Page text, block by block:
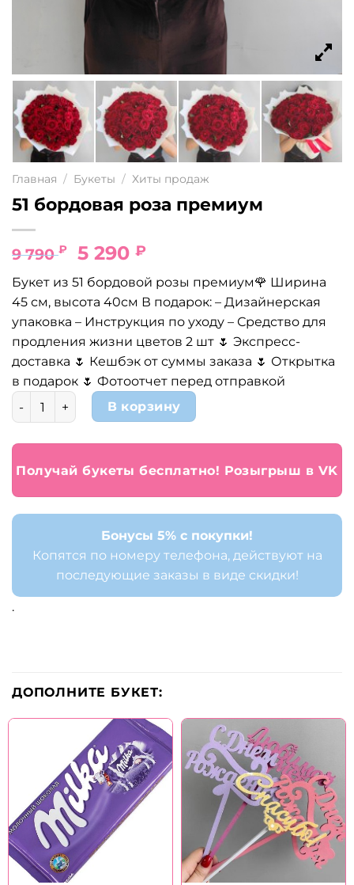
Главная / Букеты / Хиты продаж
51 бордовая роза премиум
9 790₽
Первоначальная
цена
составляла
9
790 ₽.
5 290 ₽Текущая
цена:
5
290 ₽.
Букет из 51 бордовой розы премиум🌹 Ширина
45 см, высота 40см В подарок: – Дизайнерская
упаковка – Инструкция по уходу – Средство для
продления жизни цветов 2 шт 🌷 Экспресс-
доставка 🌷 Кешбэк от суммы заказа 🌷 Открытка
в подарок 🌷 Фотоотчет перед отправкой
Количество товара 51 бордовая роза премиум
В корзину
Получай букеты бесплатно! Розыгрыш в VK
Бонусы 5% с покупки!
Копятся по номеру телефона, действуют на
последующие заказы в виде скидки!
.
ДОПОЛНИТЕ БУКЕТ: